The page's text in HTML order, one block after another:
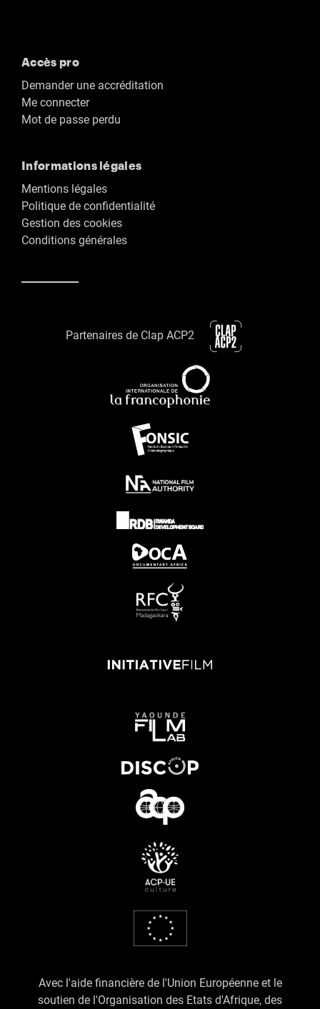
Accès pro
Demander une accréditation
Me connecter
Mot de passe perdu
Informations légales
Mentions légales
Politique de confidentialité
Gestion des cookies
Conditions générales
Partenaires de Clap ACP2
Avec l'aide financière de l'Union Européenne et le
soutien de l'Organisation des Etats d'Afrique, des